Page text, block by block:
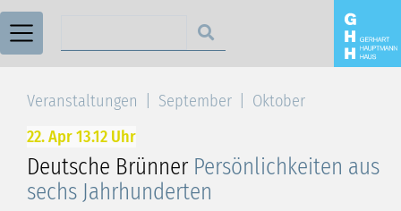
Veranstaltungen September
Oktober
22. Apr 13.12 Uhr
Deutsche Brünner Persönlichkeiten aus
sechs Jahrhunderten